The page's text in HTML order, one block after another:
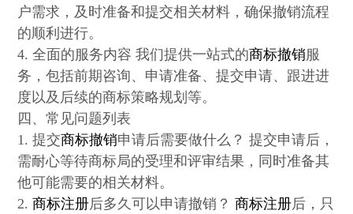
户需求，及时准备和提交相关材料，确保撤销流程
的顺利进行。
4. 全面的服务内容 我们提供一站式的商标撤销服
务，包括前期咨询、申请准备、提交申请、跟进进
度以及后续的商标策略规划等。
四、常见问题列表
1. 提交商标撤销申请后需要做什么？ 提交申请后，
需耐心等待商标局的受理和评审结果，同时准备其
他可能需要的相关材料。
2.商标注册后多久可以申请撤销？商标注册后，只